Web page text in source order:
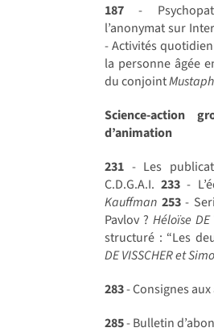
187 -
l’anonymat sur
- Activités
la personne âgée
du conjoint
Science-action
d’animation
231 - Les
C.D.G.A.I.233 -
Kauffman 253-
Pavlov ? Héloïse DE
structuré : “Les
DE VISSCHER et
283- Consignes
285- Bulletin